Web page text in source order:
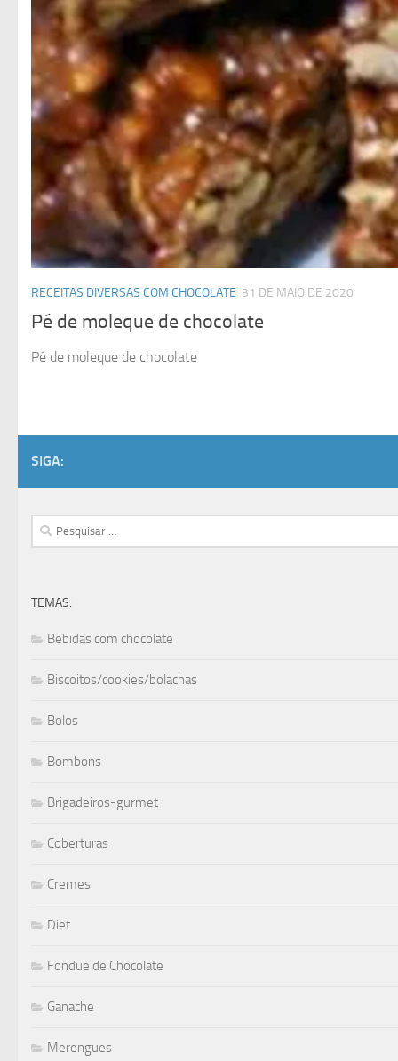
RECEITAS DIVERSAS COM CHOCOLATE 31 DE MAIO DE 2020
Pé de moleque de chocolate
Pé de moleque de chocolate
SIGA:
Pesquisar
por:
TEMAS:
Bebidas com chocolate
Biscoitos/cookies/bolachas
Bolos
Bombons
Brigadeiros-gurmet
Coberturas
Cremes
Diet
Fondue de Chocolate
Ganache
Merengues